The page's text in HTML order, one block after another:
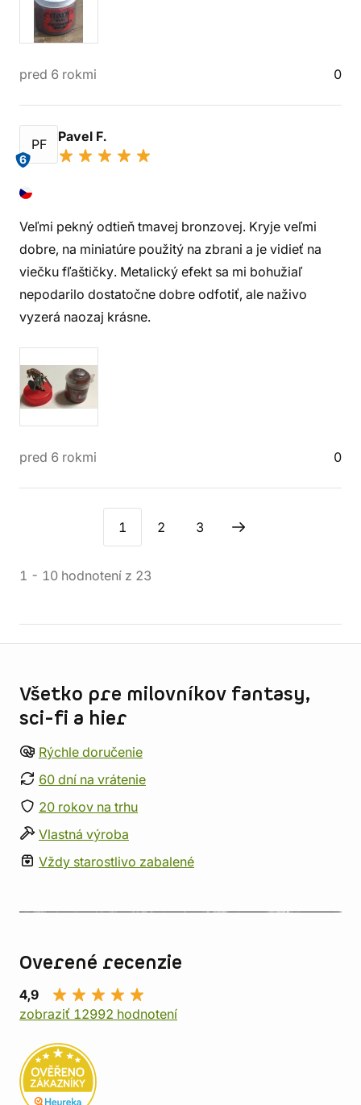
pred 6 rokmi 0
PF
6
Pavel F.
Veľmi pekný odtieň tmavej bronzovej. Kryje veľmi
dobre, na miniatúre použitý na zbrani a je vidieť na
viečku fľaštičky. Metalický efekt sa mi bohužiaľ
nepodarilo dostatočne dobre odfotiť, ale naživo
vyzerá naozaj krásne.
pred 6 rokmi 0
1 2 3
1 - 10 hodnotení z 23
Všetko pre milovníkov fantasy,
sci-fi a hier
Rýchle doručenie
60 dní na vrátenie
20 rokov na trhu
Vlastná výroba
Vždy starostlivo zabalené
Overené recenzie
4,9
zobraziť 12992 hodnotení